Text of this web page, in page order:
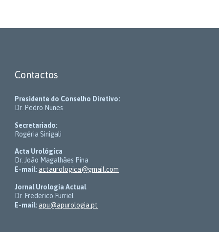
Contactos
Presidente do Conselho Diretivo:
Dr. Pedro Nunes
Secretariado:
Rogéria Sinigali
Acta Urológica
Dr. João Magalhães Pina
E-mail: actaurologica@gmail.com
Jornal Urologia Actual
Dr. Frederico Furriel
E-mail: apu@apurologia.pt